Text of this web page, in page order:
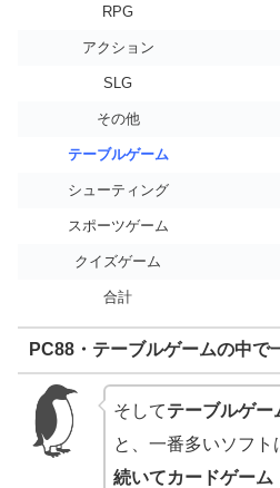
RPG
アクション
SLG
その他
テーブルゲーム
シューティング
スポーツゲーム
クイズゲーム
合計
PC88・テーブルゲームの中で
そしてテーブルゲー
と、一番多いソフト
続いてカードゲーム